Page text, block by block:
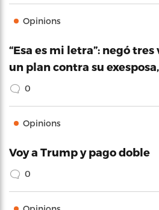
Opinions
“Esa es mi letra”: negó
un plan contra su
0
Opinions
Voy a Trump y pago doble
0